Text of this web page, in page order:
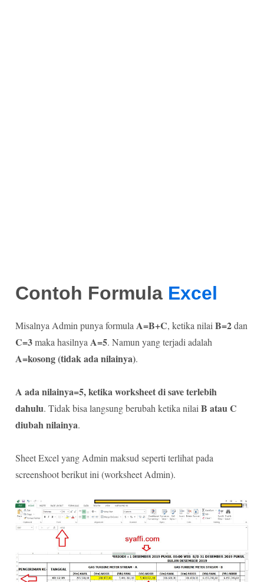
Contoh Formula Excel
Misalnya Admin punya formula A=B+C, ketika nilaiB=2dan
C=3maka hasilnya A=5. Namun yang terjadi adalah
A=kosong (tidak ada nilainya).
A ada nilainya=5, ketika worksheet di save terlebih
dahulu. Tidak bisa langsung berubah ketika nilaiB atau C
diubah nilainya.
Sheet Excel yang Admin maksud seperti terlihat pada
screenshoot berikut ini (worksheet Admin).